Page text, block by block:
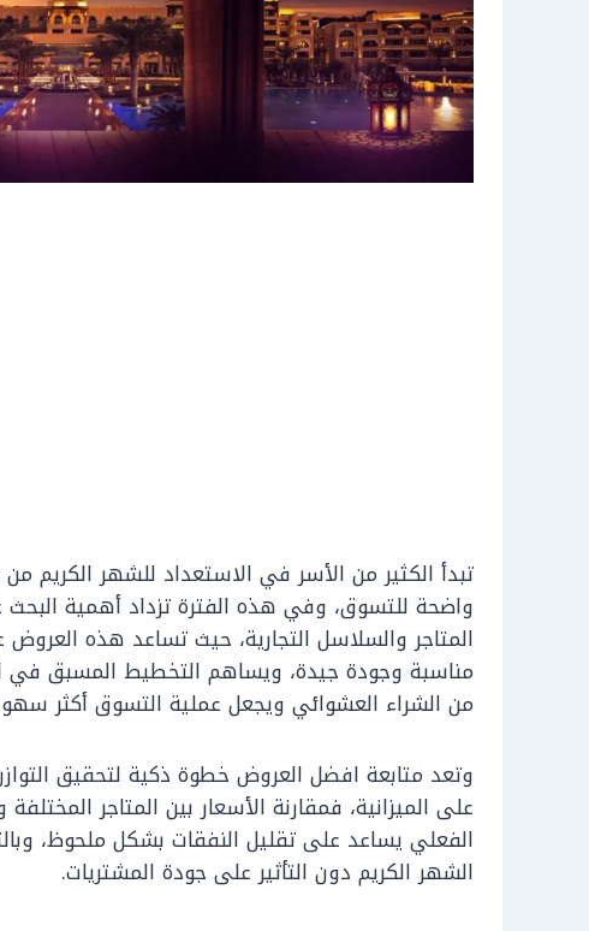
تبدأ الكثير من الأسر في الاستعداد للشهر الكريم
واضحة للتسوق، وفي هذه الفترة تزداد أهمية
المتاجر والسلاسل التجارية، حيث تساعد هذه
مناسبة وجودة جيدة، ويساهم التخطيط المسبق في
من الشراء العشوائي ويجعل عملية التسوق أكثر
وتعد متابعة افضل العروض خطوة ذكية لتحقيق
على الميزانية، فمقارنة الأسعار بين المتاجر
الفعلي يساعد على تقليل النفقات بشكل ملحوظ،
الشهر الكريم دون التأثير على جودة المشتريات.